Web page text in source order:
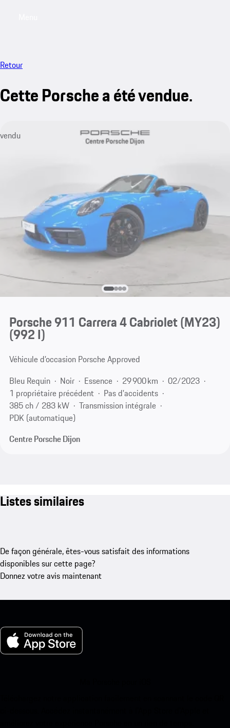
Retour
Cette Porsche a été vendue.
vendu
Porsche 911 Carrera 4 Cabriolet (MY23)
(992 I)
Véhicule d’occasion Porsche Approved
Bleu Requin
Noir Essence 29 900 km
02/2023
1 propriétaire précédent
Pas d'accidents
385 ch / 283 kW
Transmission intégrale
PDK (automatique)
Centre Porsche Dijon
Listes similaires
De façon générale, êtes-vous satisfait des informations
disponibles sur cette page?
Donnez votre avis maintenant